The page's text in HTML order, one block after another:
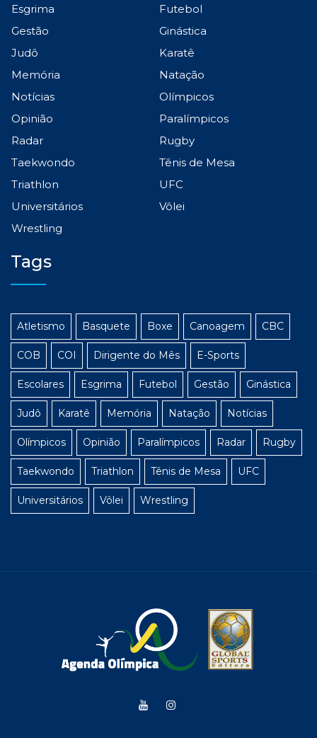
Esgrima
Futebol
Gestão
Ginástica
Judô
Karatê
Memória
Natação
Notícias
Olímpicos
Opinião
Paralímpicos
Radar
Rugby
Taekwondo
Tênis de Mesa
Triathlon
UFC
Universitários
Vôlei
Wrestling
Tags
Atletismo Basquete Boxe Canoagem CBC
COB COI Dirigente do Mês E-Sports
Escolares Esgrima Futebol Gestão Ginástica
Judô Karatê Memória Natação Notícias
Olímpicos Opinião Paralímpicos Radar Rugby
Taekwondo Triathlon Tênis de Mesa UFC
Universitários Vôlei Wrestling